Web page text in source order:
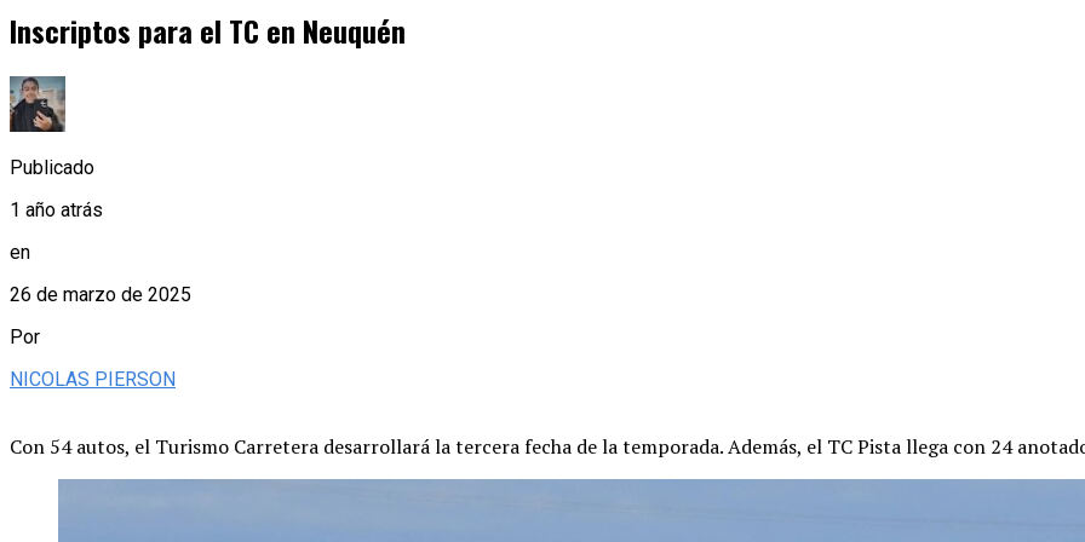
Inscriptos para el TC en Neuquén
Publicado
1 año atrás
en
26 de marzo de 2025
Por
NICOLAS PIERSON
Con 54 autos, el Turismo Carretera desarrollará la tercera fecha de la temporada. Además, el TC Pista llega con 24